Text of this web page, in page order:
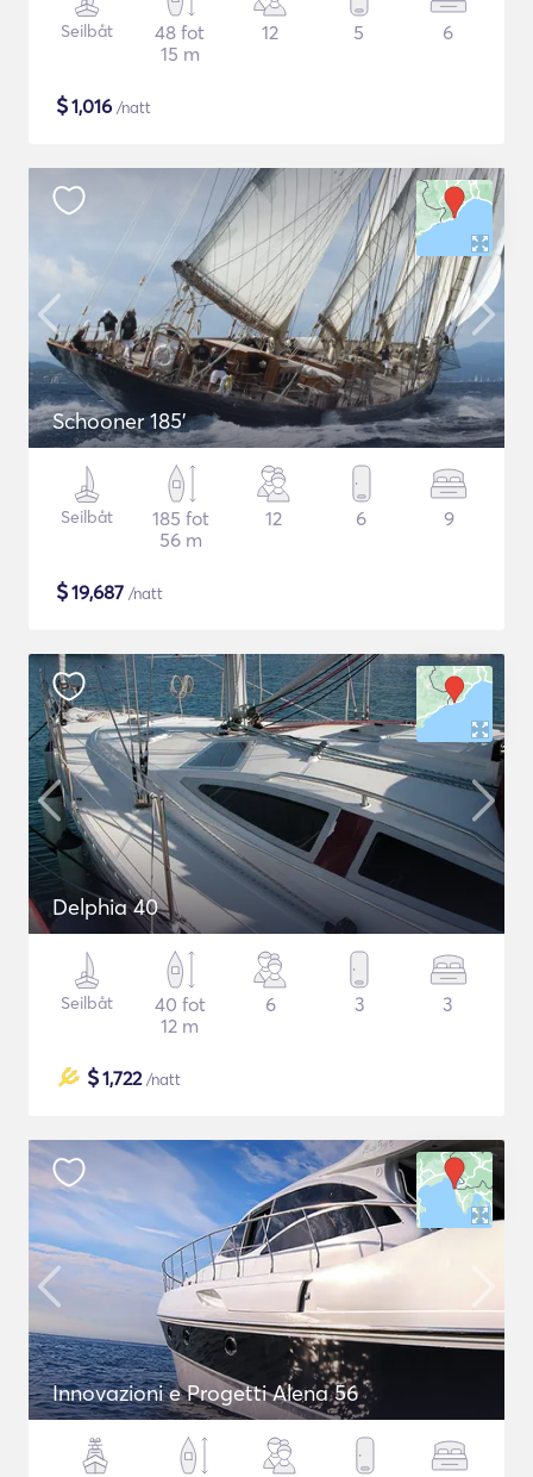
Seilbåt
48 fot
15 m
12 5 6
$1,016 /natt
Schooner 185'
Seilbåt
185 fot
56 m
12 6 9
$19,687 /natt
Delphia 40
Seilbåt
40 fot
12 m
6 3 3
$1,722/natt
Innovazioni e Progetti Alena 56